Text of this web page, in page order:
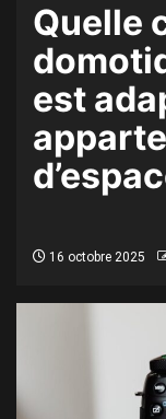
Quelle
est
16 octobre 2025